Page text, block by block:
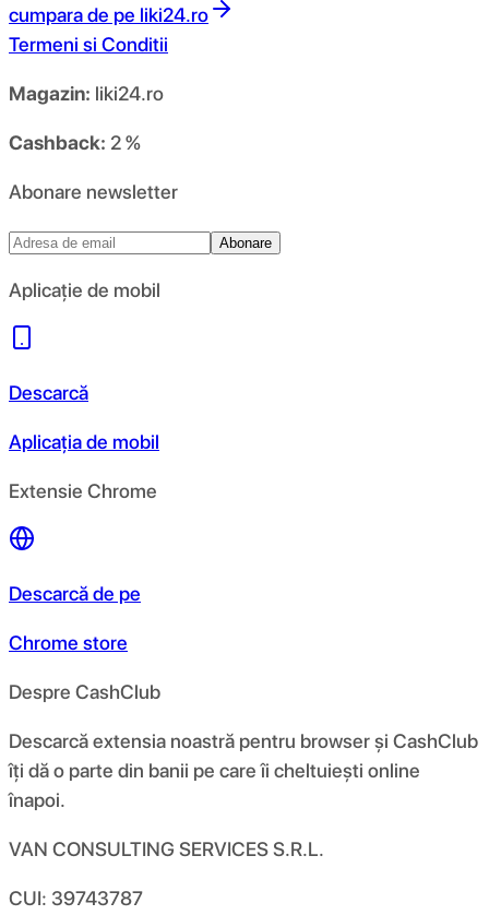
cumpara de pe liki24.ro
Termeni si Conditii
Magazin: liki24.ro
Cashback: 2 %
Abonare newsletter
Abonare
Aplicație de mobil
Descarcă
Aplicația de mobil
Extensie Chrome
Descarcă de pe
Chrome store
Despre CashClub
Descarcă extensia noastră pentru browser și CashClub
îți dă o parte din banii pe care îi cheltuiești online
înapoi.
VAN CONSULTING SERVICES S.R.L.
CUI: 39743787